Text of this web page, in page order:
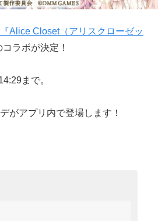
『Alice Closet（アリスクローゼッ
コラボが決定！
まで。
がアプリ内で登場します！